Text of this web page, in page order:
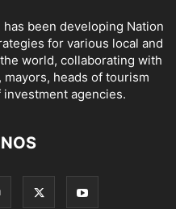
been developing Nation
for various local and
world, collaborating with
heads of tourism
agencies.